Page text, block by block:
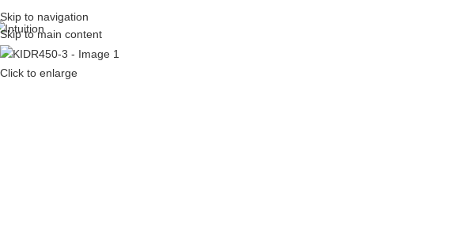
Skip to navigation
Skip to main content
Click to enlarge